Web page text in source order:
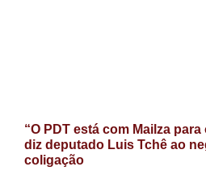
“O PDT está com Mailza
diz deputado Luis Tchê ao
coligação